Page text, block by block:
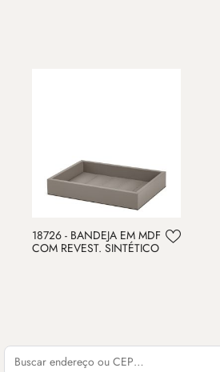
18726 - BANDEJA EM MDF
COM REVEST. SINTÉTICO